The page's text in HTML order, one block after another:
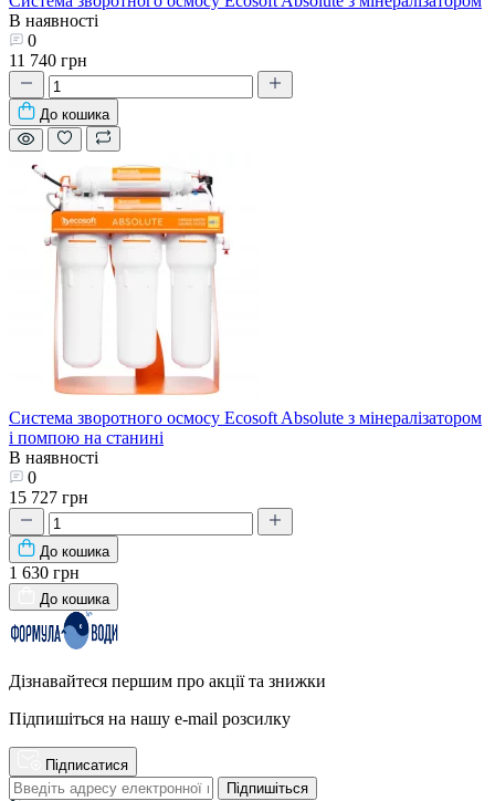
В наявності
0
11 740 грн
До кошика
Система зворотного осмосу Ecosoft Absolute з мінералізатором
і помпою на станині
В наявності
0
15 727 грн
До кошика
1 630 грн
До кошика
Дізнавайтеся першим про акції та знижки
Підпишіться на нашу e-mail розсилку
Підписатися
Підпишіться